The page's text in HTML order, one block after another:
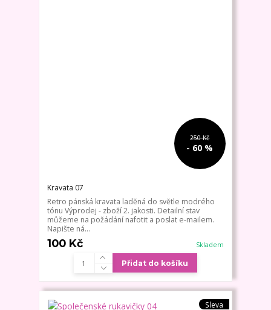
250 Kč
- 60 %
Kravata 07
Retro pánská kravata laděná do světle modrého
tónu Výprodej - zboží 2. jakosti. Detailní stav
můžeme na požádání nafotit a poslat e-mailem.
Napište ná...
100 Kč Skladem
Přidat do košíku
Sleva